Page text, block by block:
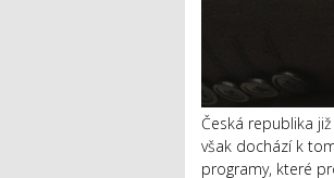
Česká republika
však dochází k
programy, které